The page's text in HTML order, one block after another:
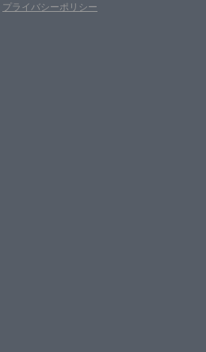
プライバシーポリシー